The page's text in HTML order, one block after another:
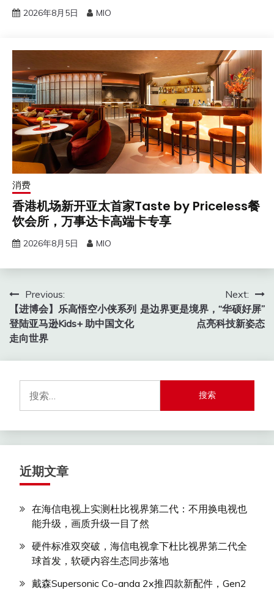
2026年8月5日 MIO
消费
香港机场新开亚太首家Taste by Priceless餐
饮会所，万事达卡高端卡专享
2026年8月5日 MIO
文
章
导
航
Previous:
【进博会】乐高悟空小侠系列
登陆亚马逊Kids+ 助中国文化
走向世界
Next:
是边界更是境界，“华硕好屏”
点亮科技新姿态
索：
近期文章
在海信电视上实测杜比视界第二代：不用换电视也
能升级，画质升级一目了然
硬件标准双突破，海信电视拿下杜比视界第二代全
球首发，软硬内容生态同步落地
戴森Supersonic Co-anda 2x推四款新配件，Gen2